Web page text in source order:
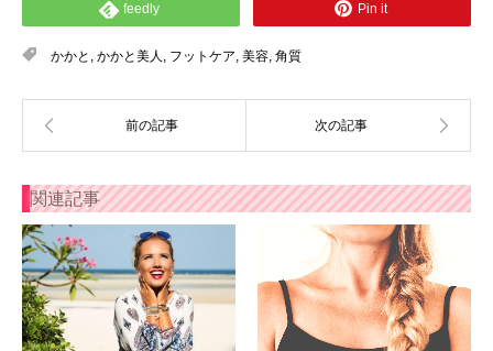
feedly Pin it
かかと かかと美人 フットケア 美容 角質
関連記事